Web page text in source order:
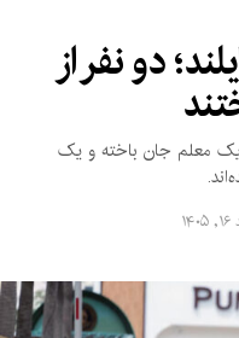
دو نفر از
یک معلم جان باخته و یک